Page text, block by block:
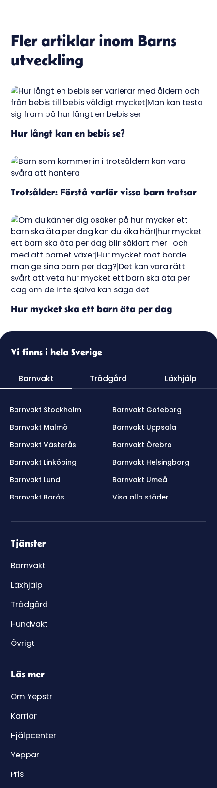
Fler artiklar inom Barns
utveckling
Hur långt kan en bebis se?
Trotsålder: Förstå varför vissa barn trotsar
Hur mycket ska ett barn äta per dag
Vi finns i hela Sverige
Barnvakt Trädgård Läxhjälp
Barnvakt Stockholm
Barnvakt Göteborg
Barnvakt Malmö
Barnvakt Uppsala
Barnvakt Västerås
Barnvakt Örebro
Barnvakt Linköping
Barnvakt Helsingborg
Barnvakt Lund
Barnvakt Umeå
Barnvakt Borås
Visa alla städer
Tjänster
Barnvakt
Läxhjälp
Trädgård
Hundvakt
Övrigt
Läs mer
Om Yepstr
Karriär
Hjälpcenter
Yeppar
Pris